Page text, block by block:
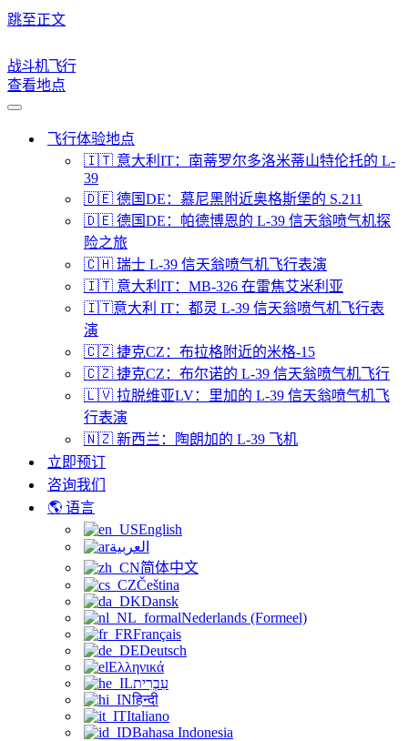
跳至正文
战斗机飞行
查看地点
飞行体验地点
🇮🇹 意大利IT：南蒂罗尔多洛米蒂山特伦托的 L-
39
🇩🇪 德国DE：慕尼黑附近奥格斯堡的 S.211
🇩🇪 德国DE：帕德博恩的 L-39 信天翁喷气机探
险之旅
🇨🇭 瑞士 L-39 信天翁喷气机飞行表演
🇮🇹 意大利IT：MB-326 在雷焦艾米利亚
🇮🇹意大利 IT：都灵 L-39 信天翁喷气机飞行表
演
🇨🇿 捷克CZ：布拉格附近的米格-15
🇨🇿 捷克CZ：布尔诺的 L-39 信天翁喷气机飞行
🇱🇻 拉脱维亚LV：里加的 L-39 信天翁喷气机飞
行表演
🇳🇿 新西兰：陶朗加的 L-39 飞机
立即预订
咨询我们
🌎 语言
English
العربية
简体中文
Čeština
Dansk
Nederlands (Formeel)
Français
Deutsch
Ελληνικά
עִבְרִית
हिन्दी
Italiano
Bahasa Indonesia